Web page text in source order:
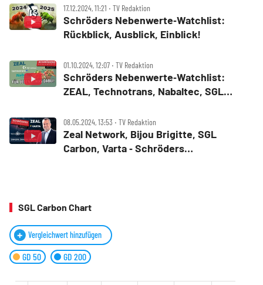
17.12.2024, 11:21 ‧ TV Redaktion
Schröders Nebenwerte‑Watchlist:
Rückblick, Ausblick, Einblick!
01.10.2024, 12:07 ‧ TV Redaktion
Schröders Nebenwerte‑Watchlist:
ZEAL, Technotrans, Nabaltec, SGL
08.05.2024, 13:53 ‧ TV Redaktion
Zeal Network, Bijou Brigitte, SGL
Carbon, Varta ‑ Schröders
SGL Carbon Chart
Vergleichwert hinzufügen
GD 50 GD 200